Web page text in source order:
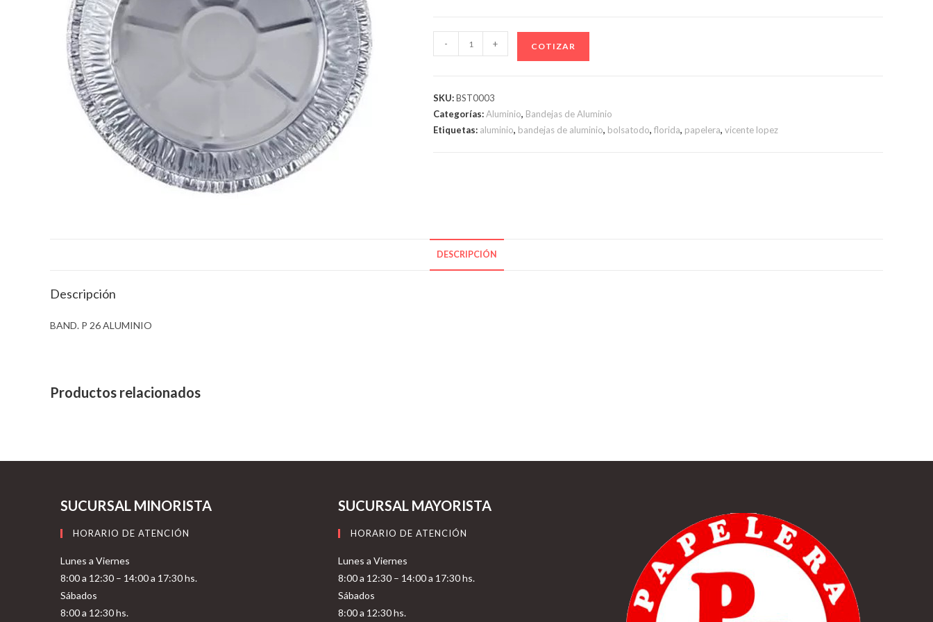
P
cantidad
- + COTIZAR
SKU:BST0003
Categorías:Aluminio, Bandejas de Aluminio
Etiquetas: aluminio, bandejas de aluminio, bolsatodo, florida, papelera, vicente lopez
DESCRIPCIÓN
Descripción
BAND. P 26 ALUMINIO
Productos relacionados
SUCURSAL MINORISTA
HORARIO DE ATENCIÓN
Lunes a Viernes
8:00 a 12:30 – 14:00 a 17:30 hs.
Sábados
8:00 a 12:30 hs.
SUCURSAL MAYORISTA
HORARIO DE ATENCIÓN
Lunes a Viernes
8:00 a 12:30 – 14:00 a 17:30 hs.
Sábados
8:00 a 12:30 hs.